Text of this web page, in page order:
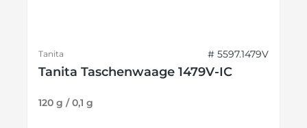
Tanita # 5597.1479V
Tanita Taschenwaage 1479V-IC
120 g / 0,1 g